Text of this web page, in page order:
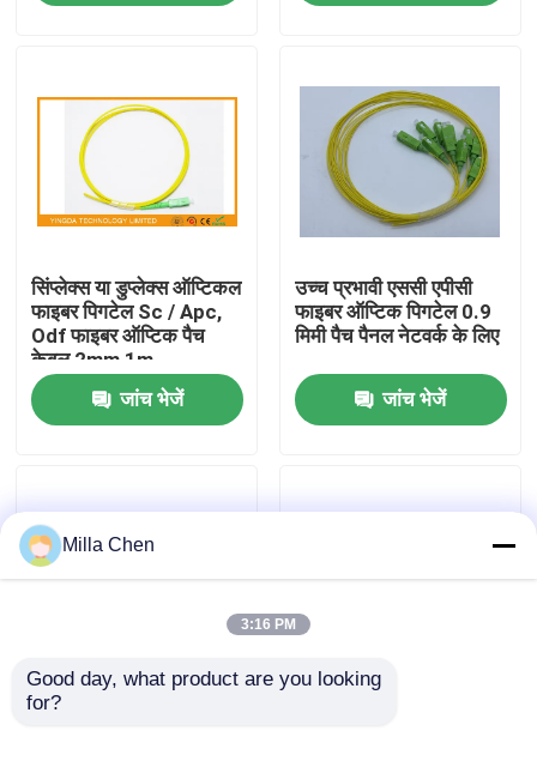
उत्पादों
हमारे बारे में
कारखाना भ्रमण
गुणवत्ता नियंत्रण
समाचार
एक उद्धरण का अनुरोध करें
सिंप्लेक्स या डुप्लेक्स ऑप्टिकल
फाइबर पिगटेल Sc / Apc,
Odf फाइबर ऑप्टिक पैच
केबल 2mm 1m
जांच भेजें
उच्च प्रभावी एससी एपीसी
फाइबर ऑप्टिक पिगटेल 0.9
मिमी पैच पैनल नेटवर्क के लिए
जांच भेजें
12 रंग एससी एपीसी फाइबर
Milla Chen
3:16 PM
Good day, what product are you looking
for?